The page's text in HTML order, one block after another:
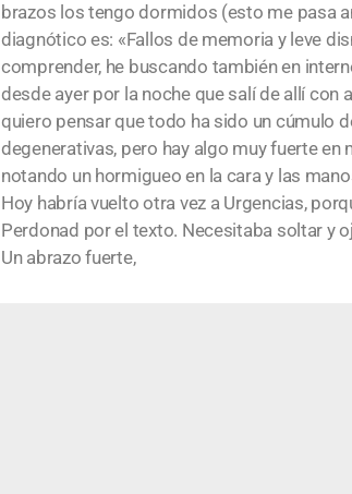
brazos los tengo dormidos (esto me pasa
diagnótico es: «Fallos de memoria y leve
comprender, he buscando también en
desde ayer por la noche que salí de allí con
quiero pensar que todo ha sido un cúmulo
degenerativas, pero hay algo muy fuerte
notando un hormigueo en la cara y las
Hoy habría vuelto otra vez a Urgencias,
Perdonad por el texto. Necesitaba soltar y
Un abrazo fuerte,